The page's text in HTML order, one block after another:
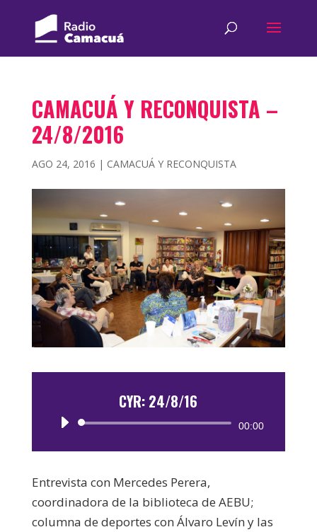
CAMACUÁ Y RECONQUISTA –
24/8/2016
AGO 24, 2016 | CAMACUÁ Y RECONQUISTA
CYR: 24/8/16
Reproductor
00:00
Entrevista con Mercedes Perera,
coordinadora de la biblioteca de AEBU;
columna de deportes con Álvaro Levín y las